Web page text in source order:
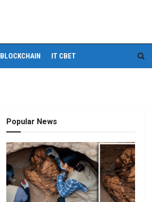
BLOCKCHAIN IT СВЕТ
Popular News